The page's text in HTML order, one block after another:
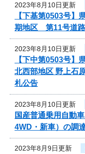
2023年8月10日更新
【下基第0503号
期地区 第11号道路
2023年8月10日更新
【下中第0503号
北西部地区 野上石
札公告
2023年8月10日更新
国産普通乗用自動
4WD・新車）の調
2023年8月9日更新